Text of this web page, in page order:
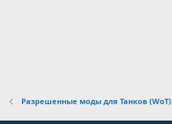
Разрешенные моды для Танков (WoT)